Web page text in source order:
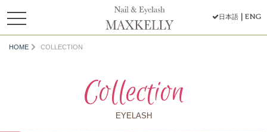
toggle
navigation
日本語 ENG
HOME COLLECTION
Collection
EYELASH